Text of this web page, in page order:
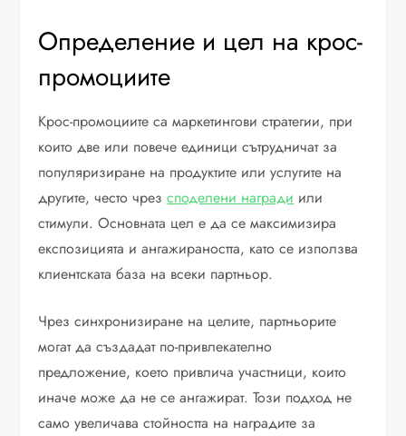
Определение и цел на крос-
промоциите
Крос-промоциите са маркетингови стратегии, при
които две или повече единици сътрудничат за
популяризиране на продуктите или услугите на
другите, често чрезсподелени награди или
стимули. Основната цел е да се максимизира
експозицията и ангажираността, като се използва
клиентската база на всеки партньор.
Чрез синхронизиране на целите, партньорите
могат да създадат по-привлекателно
предложение, което привлича участници, които
иначе може да не се ангажират. Този подход не
само увеличава стойността на наградите за